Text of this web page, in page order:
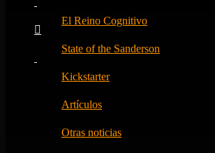
El Reino Cognitivo
State of the Sanderson
Kickstarter
Artículos
Otras noticias